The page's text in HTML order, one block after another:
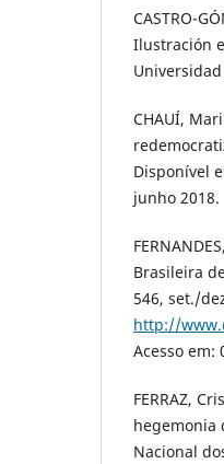
CASTRO-
Ilustración
Universidad
CHAUÍ,
Disponível
junho 2018.
Brasileira
546, set./
http://
Acesso em:
FERRAZ,
hegemonia
Nacional